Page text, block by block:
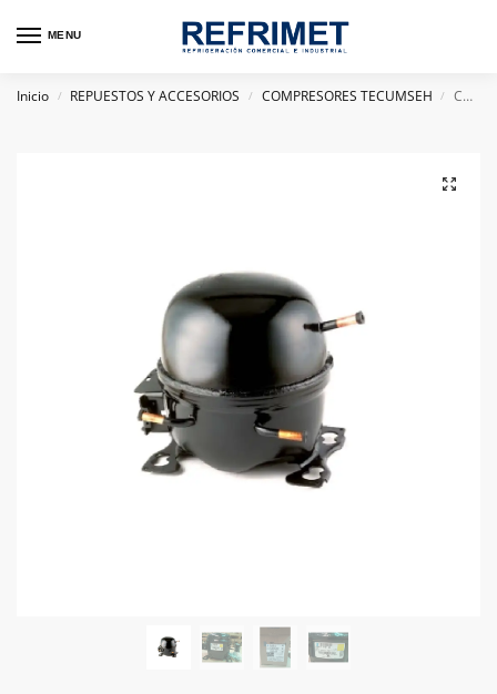
MENU
Inicio / REPUESTOS Y ACCESORIOS / COMPRESORES TECUMSEH / COMPRESOR HERMETICO TECUMSEH BRASIL 1/3HP TCW413Y R134A 110V